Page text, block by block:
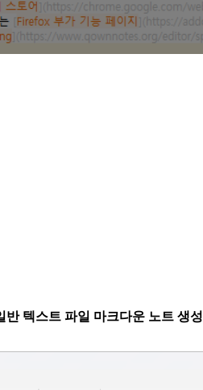
텍스트 파일 마크다운 노트 생성